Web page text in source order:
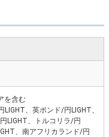
を含む
、英ポンド/円LIGHT、
LIGHT、トルコリラ/円
、南アフリカランド/円